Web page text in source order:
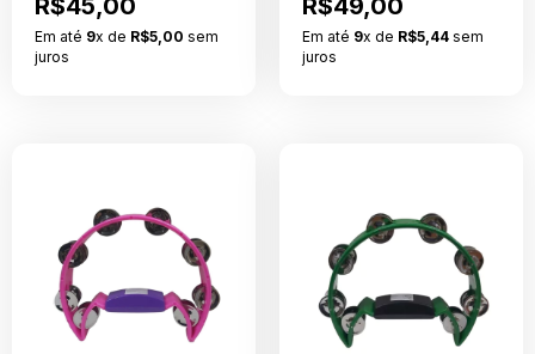
R$45,00
Em até 9x de R$5,00 sem
juros
R$49,00
Em até 9x de R$5,44 sem
juros